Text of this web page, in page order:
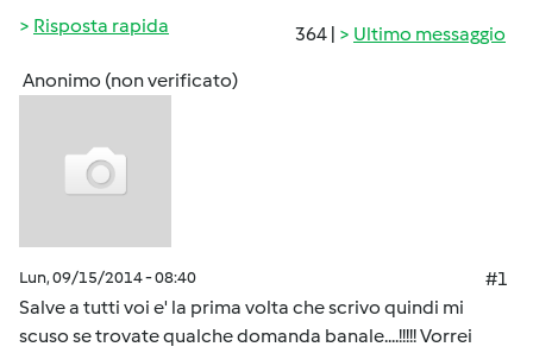
364 | Ultimo messaggio
Risposta rapida
Anonimo (non verificato)
Lun, 09/15/2014 - 08:40
#1
Salve a tutti voi e' la prima volta che scrivo quindi mi
scuso se trovate qualche domanda banale....!!!!! Vorrei